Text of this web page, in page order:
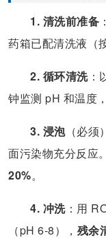
1. 清洗前准备
药箱已配清洗液（
2. 循环清洗：
钟监测 pH 和温度，
3. 浸泡（必须
面污染物充分反应。
20%。
4. 冲洗：用
（pH 6-8）， 残余